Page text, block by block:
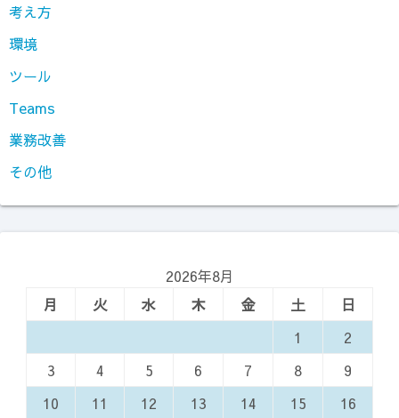
考え方
環境
ツール
Teams
業務改善
その他
2026年8月
月
火 水 木 金 土
日
1
2
3
4 5 6 7 8
9
10
11 12 13 14 15
16